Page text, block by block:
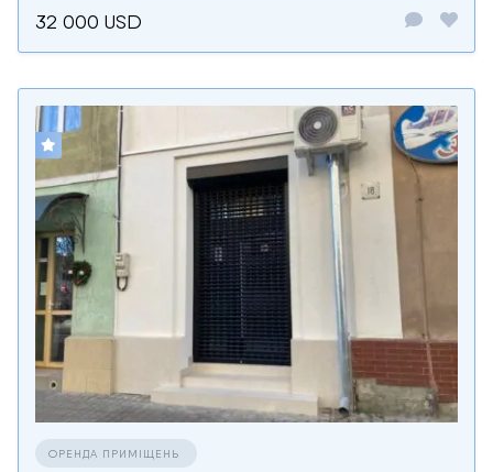
32 000 USD
ОРЕНДА ПРИМІЩЕНЬ